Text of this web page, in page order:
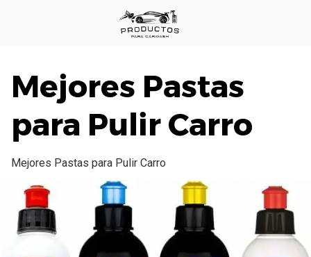
Mejores Pastas
para Pulir Carro
Mejores Pastas para Pulir Carro